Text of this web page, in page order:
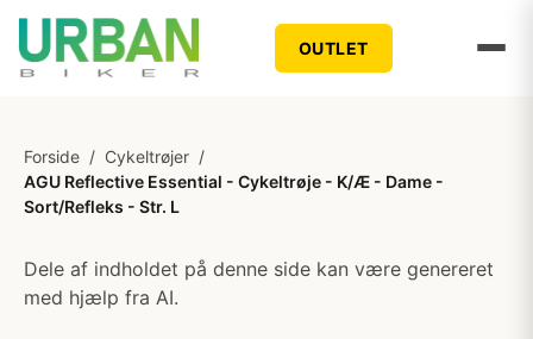
OUTLET
Forside / Cykeltrøjer /
AGU Reflective Essential - Cykeltrøje - K/Æ - Dame -
Sort/Refleks - Str. L
Dele af indholdet på denne side kan være genereret
med hjælp fra AI.